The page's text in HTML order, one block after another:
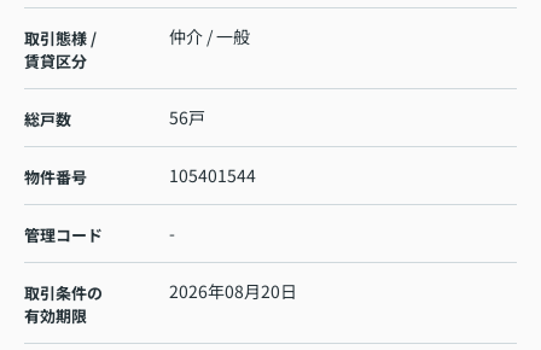
取引態様 /
賃貸区分
仲介 / 一般
総戸数 56戸
物件番号 105401544
管理コード -
取引条件の
有効期限
2026年08月20日